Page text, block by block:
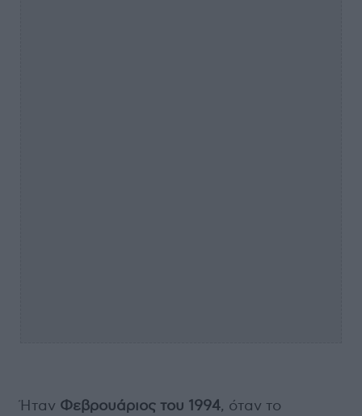
Ήταν Φεβρουάριος του 1994, όταν το